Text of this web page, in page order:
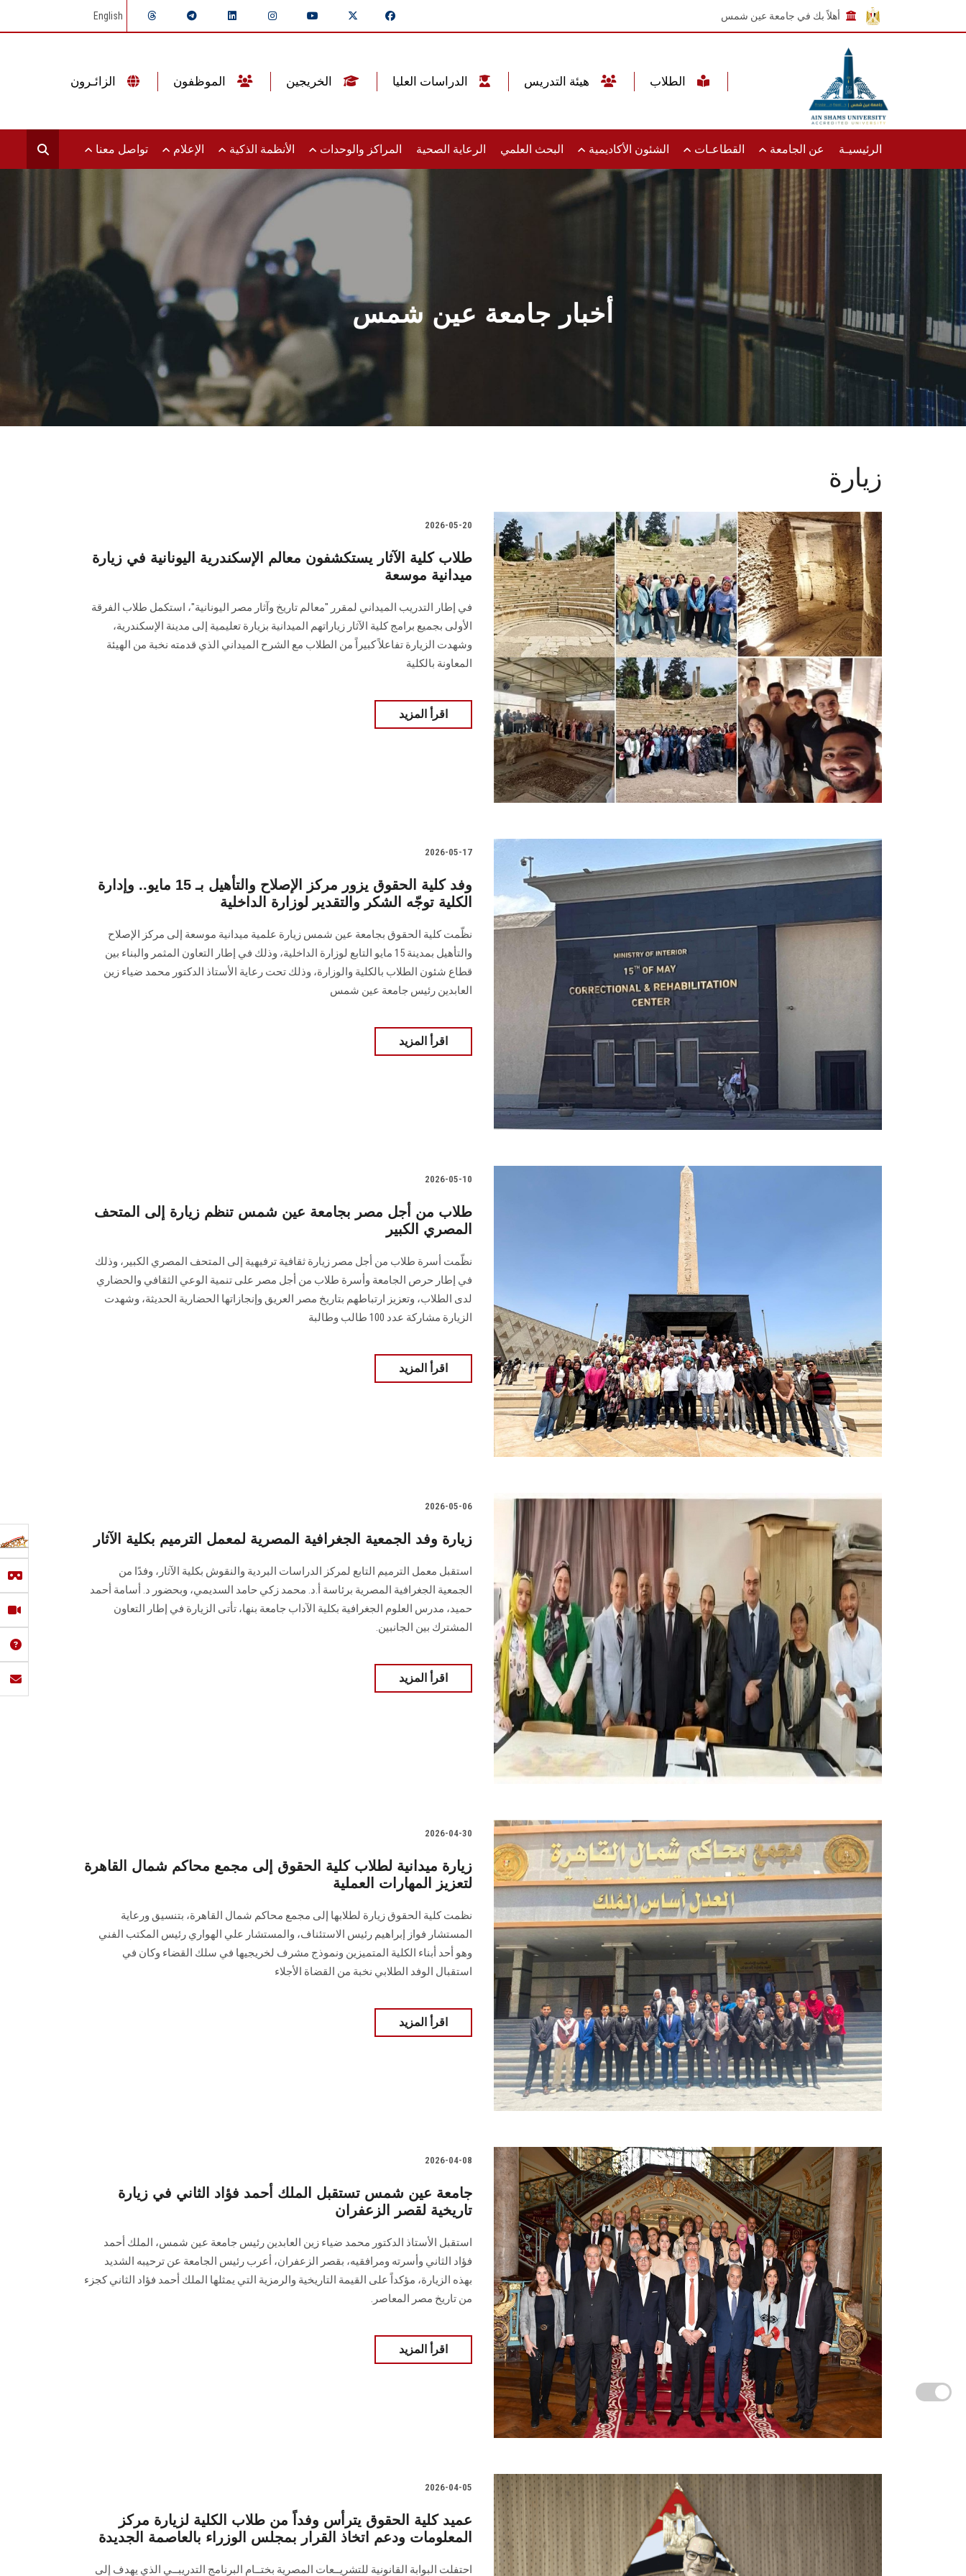
أهلاً بك في جامعة عين شمس English
الرئيسيـة عن الجامعة القطاعـات الشئون الأكاديمية البحث العلمي الرعاية الصحية المراكز والوحدات الأنظمة الذكية الإعلام تواصل معنا
أخبار جامعة عين شمس
زيارة
2026-05-20
طلاب كلية الآثار يستكشفون معالم الإسكندرية اليونانية في زيارة
ميدانية موسعة
في إطار التدريب الميداني لمقرر "معالم تاريخ وآثار مصر اليونانية"، استكمل طلاب الفرقة
الأولى بجميع برامج كلية الآثار زياراتهم الميدانية بزيارة تعليمية إلى مدينة الإسكندرية،
وشهدت الزيارة تفاعلاً كبيراً من الطلاب مع الشرح الميداني الذي قدمته نخبة من الهيئة
المعاونة بالكلية
اقرأ المزيد
2026-05-17
وفد كلية الحقوق يزور مركز الإصلاح والتأهيل بـ 15 مايو.. وإدارة
الكلية توجّه الشكر والتقدير لوزارة الداخلية
نظّمت كلية الحقوق بجامعة عين شمس زيارة علمية ميدانية موسعة إلى مركز الإصلاح
والتأهيل بمدينة 15 مايو التابع لوزارة الداخلية، وذلك في إطار التعاون المثمر والبناء بين
قطاع شئون الطلاب بالكلية والوزارة، وذلك تحت رعاية الأستاذ الدكتور محمد ضياء زين
العابدين رئيس جامعة عين شمس
اقرأ المزيد
2026-05-10
طلاب من أجل مصر بجامعة عين شمس تنظم زيارة إلى المتحف
المصري الكبير
نظّمت أسرة طلاب من أجل مصر زيارة ثقافية ترفيهية إلى المتحف المصري الكبير، وذلك
في إطار حرص الجامعة وأسرة طلاب من أجل مصر على تنمية الوعي الثقافي والحضاري
لدى الطلاب، وتعزيز ارتباطهم بتاريخ مصر العريق وإنجازاتها الحضارية الحديثة، وشهدت
الزيارة مشاركة عدد 100 طالب وطالبة
اقرأ المزيد
2026-05-06
زيارة وفد الجمعية الجغرافية المصرية لمعمل الترميم بكلية الآثار
استقبل معمل الترميم التابع لمركز الدراسات البردية والنقوش بكلية الآثار، وفدًا من
الجمعية الجغرافية المصرية برئاسة أ.د. محمد زكي حامد السديمي، وبحضور د. أسامة أحمد
حميد، مدرس العلوم الجغرافية بكلية الآداب جامعة بنها، تأتى الزيارة في إطار التعاون
المشترك بين الجانبين.
اقرأ المزيد
2026-04-30
زيارة ميدانية لطلاب كلية الحقوق إلى مجمع محاكم شمال القاهرة
لتعزيز المهارات العملية
نظمت كلية الحقوق زيارة لطلابها إلى مجمع محاكم شمال القاهرة، بتنسيق ورعاية
المستشار فواز إبراهيم رئيس الاستئناف، والمستشار علي الهواري رئيس المكتب الفني
وهو أحد أبناء الكلية المتميزين ونموذج مشرف لخريجيها في سلك القضاء وكان في
استقبال الوفد الطلابي نخبة من القضاة الأجلاء
اقرأ المزيد
2026-04-08
جامعة عين شمس تستقبل الملك أحمد فؤاد الثاني في زيارة
تاريخية لقصر الزعفران
استقبل الأستاذ الدكتور محمد ضياء زين العابدين رئيس جامعة عين شمس، الملك أحمد
فؤاد الثاني وأسرته ومرافقيه، بقصر الزعفران، أعرب رئيس الجامعة عن ترحيبه الشديد
بهذه الزيارة، مؤكداً على القيمة التاريخية والرمزية التي يمثلها الملك أحمد فؤاد الثاني كجزء
من تاريخ مصر المعاصر.
اقرأ المزيد
2026-04-05
عميد كلية الحقوق يترأس وفداً من طلاب الكلية لزيارة مركز
المعلومات ودعم اتخاذ القرار بمجلس الوزراء بالعاصمة الجديدة
احتفلت البوابة القانونية للتشريــعات المصرية بختــام البرنامج التدريبــي الذي يهدف إلى